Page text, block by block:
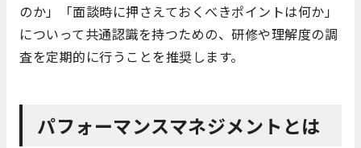
のか」「面談時に押さえておくべきポイントは何か」
についって共通認識を持つための、研修や理解度の調
査を定期的に行うことを推奨します。
パフォーマンスマネジメントとは